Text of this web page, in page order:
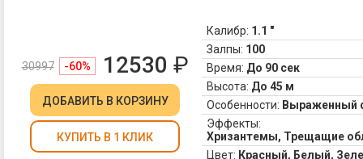
30997 -60% 12530 ₽
ДОБАВИТЬ В КОРЗИНУ
КУПИТЬ В 1 КЛИК
Калибр: 1.1 "
Залпы: 100
Время: До 90 сек
Высота: До 45 м
Особенности: Выраженный
Эффекты:
Хризантемы, Трещащие
Цвет: Красный, Белый,